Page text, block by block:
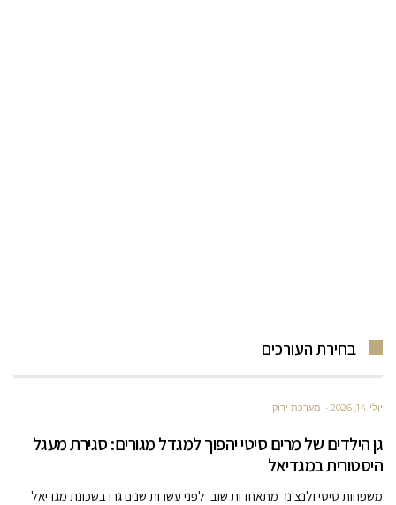
בחירת העורכים
יולי 14, 2026 מערכת ירוק
גן הילדים של מרים סיטי יהפוך למגדל מגורים: סגירת מעגל
היסטורית במגדיאל
משפחות סיטי ולנצ'נר מתאחדות שוב: לפני עשרות שנים גרו בשכונת מגדיאל